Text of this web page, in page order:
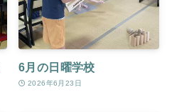
6月の日曜学校
2026年6月23日